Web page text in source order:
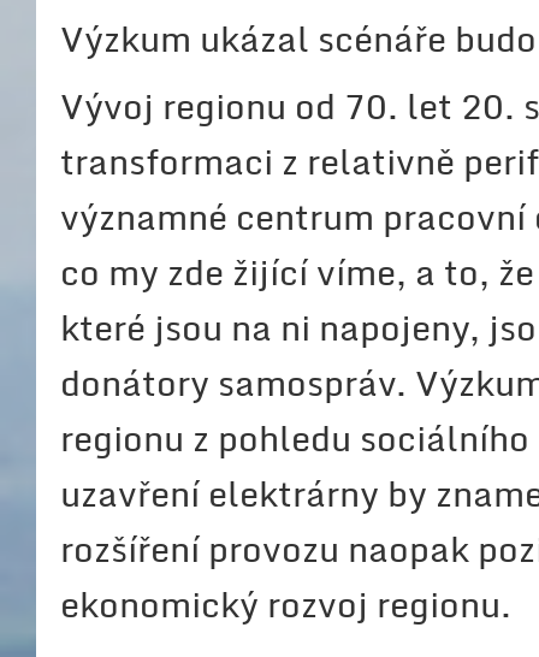
Výzkum ukázal scénáře
Vývoj regionu od 70. let 20.
transformaci z relativně
významné centrum
co my zde žijící víme, a to,
které jsou na ni napojeny,
donátory samospráv.
regionu z pohledu
uzavření elektrárny by
rozšíření provozu naopak
ekonomický rozvoj regionu.